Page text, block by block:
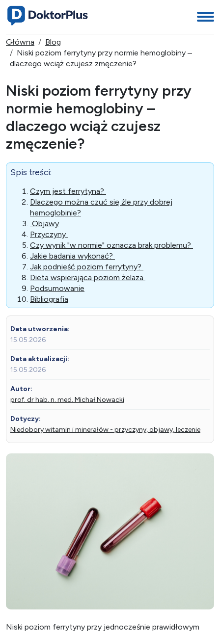
Główna
Blog
Niski poziom ferrytyny przy normie hemoglobiny –
dlaczego wciąż czujesz zmęczenie?
Niski poziom ferrytyny przy
normie hemoglobiny –
dlaczego wciąż czujesz
zmęczenie?
Spis treści:
Czym jest ferrytyna?
Dlaczego można czuć się źle przy dobrej
hemoglobinie?
Objawy
Przyczyny
Czy wynik "w normie" oznacza brak problemu?
Jakie badania wykonać?
Jak podnieść poziom ferrytyny?
Dieta wspierająca poziom żelaza
Podsumowanie
Bibliografia
Data utworzenia:
15.05.2026
Data aktualizacji:
15.05.2026
Autor:
prof. dr hab. n. med. Michał Nowacki
Dotyczy:
Niedobory witamin i minerałów - przyczyny, objawy, leczenie
Niski poziom ferrytyny przy jednocześnie prawidłowym